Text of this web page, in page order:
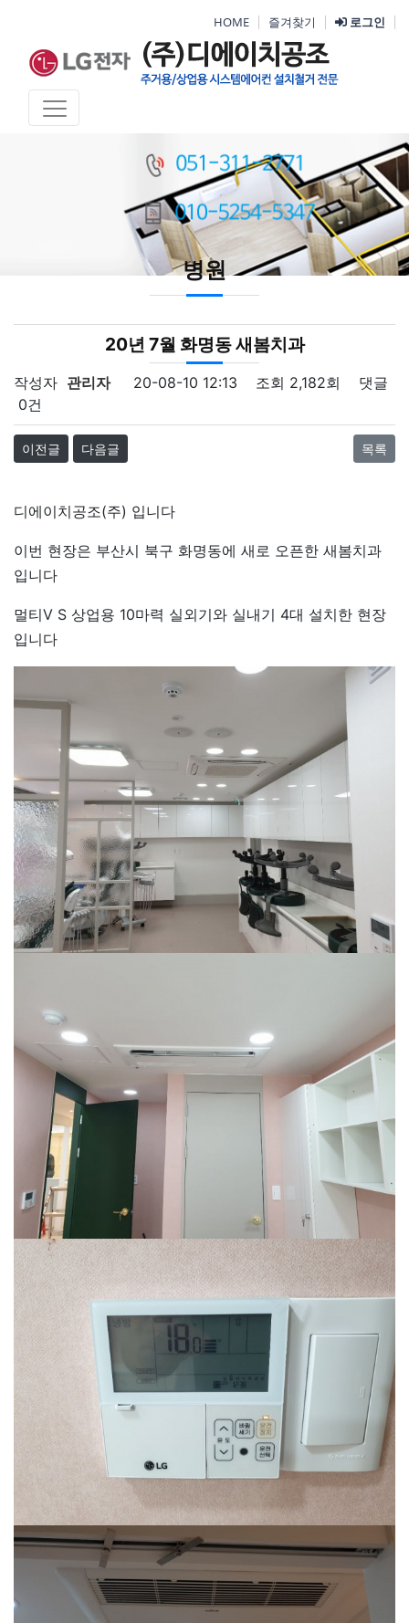
HOME 즐겨찾기 로그인
병원
20년 7월 화명동 새봄치과
작성자 관리자 20-08-10 12:13 조회 2,182회
댓글
0건
이전글 다음글 목록
디에이치공조(주) 입니다
이번 현장은 부산시 북구 화명동에 새로 오픈한 새봄치과
입니다
멀티V S 상업용 10마력 실외기와 실내기 4대 설치한 현장
입니다